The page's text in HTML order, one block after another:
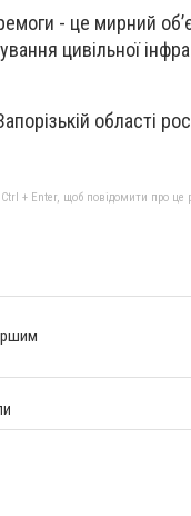
- це мирний
цивільної
oбласті
+ Enter, щоб повідомити про це